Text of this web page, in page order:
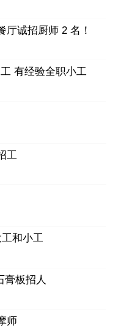
厅诚招厨师 2 名！
有经验全职小工
工
和小工
膏板招人
师